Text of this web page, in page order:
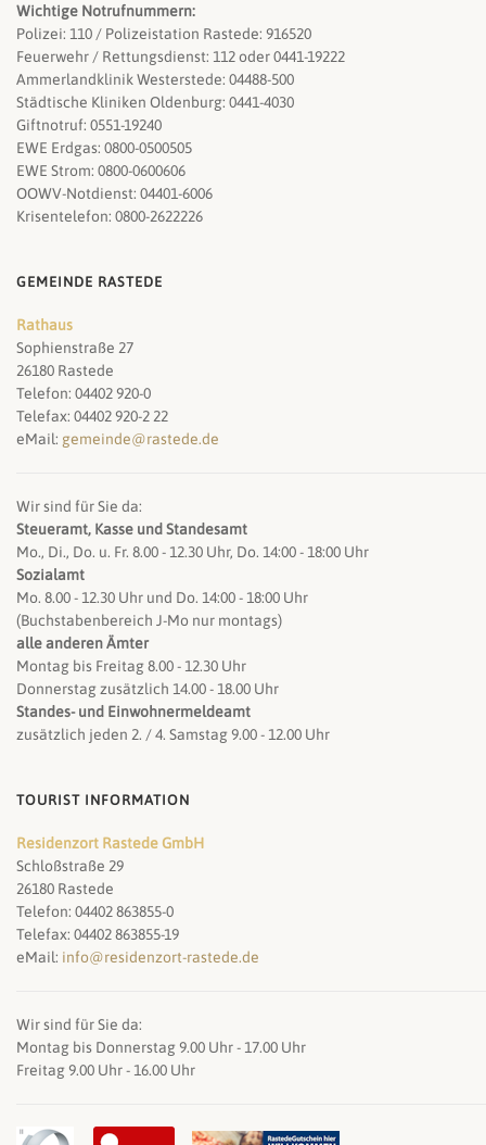
Wichtige Notrufnummern:
Polizei: 110 / Polizeistation Rastede: 916520
Feuerwehr / Rettungsdienst: 112 oder 0441-19222
Ammerlandklinik Westerstede: 04488-500
Städtische Kliniken Oldenburg: 0441-4030
Giftnotruf: 0551-19240
EWE Erdgas: 0800-0500505
EWE Strom: 0800-0600606
OOWV-Notdienst: 04401-6006
Krisentelefon: 0800-2622226
GEMEINDE RASTEDE
Rathaus
Sophienstraße 27
26180 Rastede
Telefon: 04402 920-0
Telefax: 04402 920-2 22
eMail: gemeinde@rastede.de
Wir sind für Sie da:
Steueramt, Kasse und Standesamt
Mo., Di., Do. u. Fr. 8.00 - 12.30 Uhr, Do. 14:00 - 18:00 Uhr
Sozialamt
Mo. 8.00 - 12.30 Uhr und Do. 14:00 - 18:00 Uhr
(Buchstabenbereich J-Mo nur montags)
alle anderen Ämter
Montag bis Freitag 8.00 - 12.30 Uhr
Donnerstag zusätzlich 14.00 - 18.00 Uhr
Standes- und Einwohnermeldeamt
zusätzlich jeden 2. / 4. Samstag 9.00 - 12.00 Uhr
TOURIST INFORMATION
Residenzort Rastede GmbH
Schloßstraße 29
26180 Rastede
Telefon: 04402 863855-0
Telefax: 04402 863855-19
eMail: info@residenzort-rastede.de
Wir sind für Sie da:
Montag bis Donnerstag 9.00 Uhr - 17.00 Uhr
Freitag 9.00 Uhr - 16.00 Uhr